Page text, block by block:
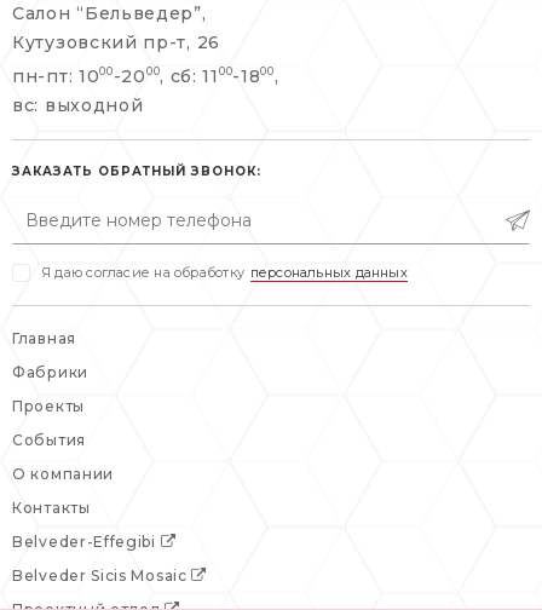
info@belveder-e.ru
пн-пт: 10:00-20:00
сб, вс: выходной
+7 495 477 45 43
info@belveder-e.ru
пн-пт: 10:00-19:00
сб: выходной
Салон “Бельведер”,
Кутузовский пр-т, 26
пн-пт: 1000 -20 00, сб: 11 00-1800 ,
вс: выходной
ЗАКАЗАТЬ ОБРАТНЫЙ ЗВОНОК:
Я даю согласие на обработку персональных данных
Главная
Фабрики
Проекты
События
О компании
Контакты
Belveder-Effegibi
Belveder Sicis Mosaic